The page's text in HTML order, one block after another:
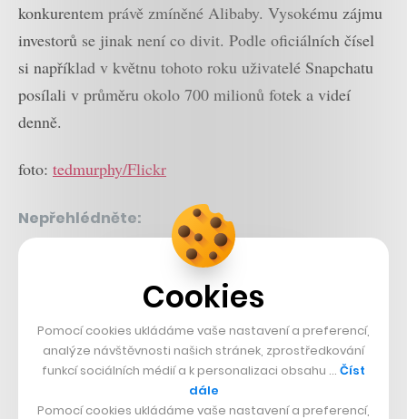
konkurentem právě zmíněné Alibaby. Vysokému zájmu
investorů se jinak není co divit. Podle oficiálních čísel
si například v květnu tohoto roku uživatelé Snapchatu
posílali v průměru okolo 700 milionů fotek a videí
denně.
foto: tedmurphy/Flickr
Nepřehlédněte:
Související témata:
Cookies
Pomocí cookies ukládáme vaše nastavení a preferencí,
analýze návštěvnosti našich stránek, zprostředkování
funkcí sociálních médií a k personalizaci obsahu … Číst
dále
Pomocí cookies ukládáme vaše nastavení a preferencí,